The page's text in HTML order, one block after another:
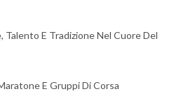
Talento E Tradizione Nel Cuore Del
E Gruppi Di Corsa